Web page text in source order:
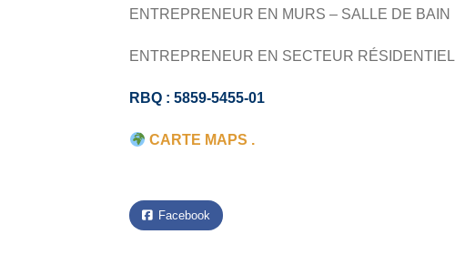
ENTREPRENEUR EN MURS – SALLE DE BAIN
ENTREPRENEUR EN SECTEUR RÉSIDENTIEL
RBQ : 5859-5455-01
CARTE MAPS .
Facebook